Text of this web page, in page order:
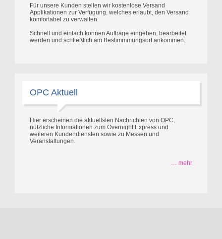
Für unsere Kunden stellen wir kostenlose Versand
Applikationen zur Verfügung, welches erlaubt, den Versand
komfortabel zu verwalten.
Schnell und einfach können Aufträge eingehen, bearbeitet
werden und schließlich am Bestimmmungsort ankommen.
OPC Aktuell
Hier erscheinen die aktuellsten Nachrichten von OPC,
nützliche Informationen zum Overnight Express und
weiteren Kundendiensten sowie zu Messen und
Veranstaltungen.
… mehr